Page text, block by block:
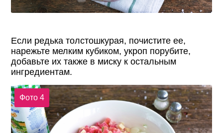
Если редька толстошкурая, почистите ее,
нарежьте мелким кубиком, укроп порубите,
добавьте их также в миску к остальным
ингредиентам.
Фото 4